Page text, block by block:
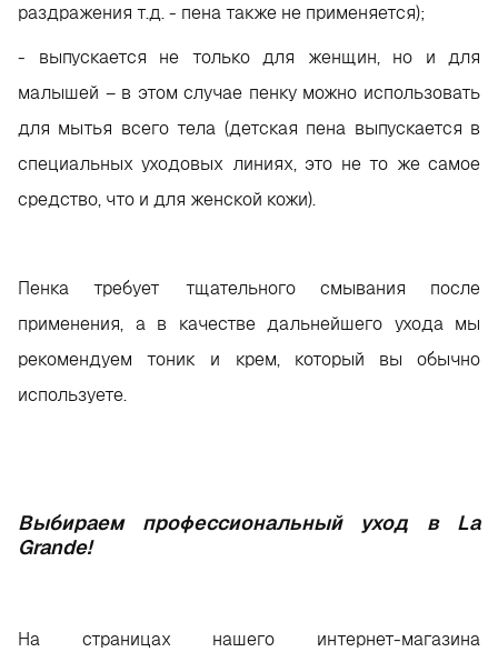
раздражения т.д. - пена также не применяется);
- выпускается не только для женщин, но и для
малышей – в этом случае пенку можно использовать
для мытья всего тела (детская пена выпускается в
специальных уходовых линиях, это не то же самое
средство, что и для женской кожи).
Пенка требует тщательного смывания после
применения, а в качестве дальнейшего ухода мы
рекомендуем тоник и крем, который вы обычно
используете.
Выбираем профессиональный уход в La
Grande!
На страницах нашего интернет-магазина